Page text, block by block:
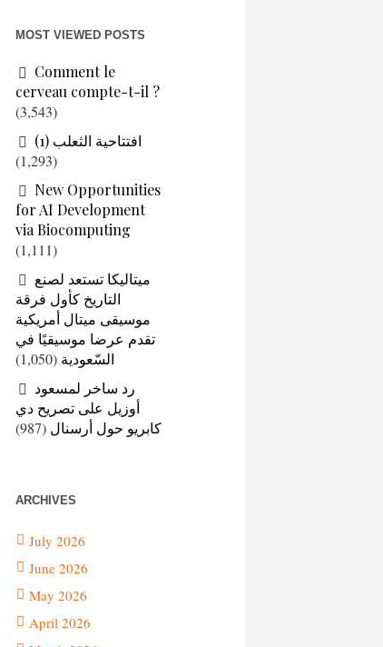
MOST VIEWED POSTS
Comment le
cerveau compte-t-il ?
(3,543)
افتتاحية الثعلب (1)
(1,293)
New Opportunities
for AI Development
via Biocomputing
(1,111)
ميتاليكا تستعد لصنع
التاريخ كأول فرقة
موسيقى ميتال أمريكية
تقدم عرضا موسيقيًا في
السّعودية (1,050)
رد ساخر لمسعود
أوزيل على تصريح دي
كابريو حول أرسنال (987)
ARCHIVES
July 2026
June 2026
May 2026
April 2026